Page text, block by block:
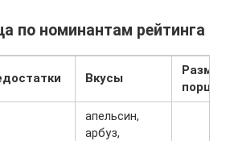
по номинантам рейтинга
Вкусы
Размер
порции
апельсин,
арбуз,